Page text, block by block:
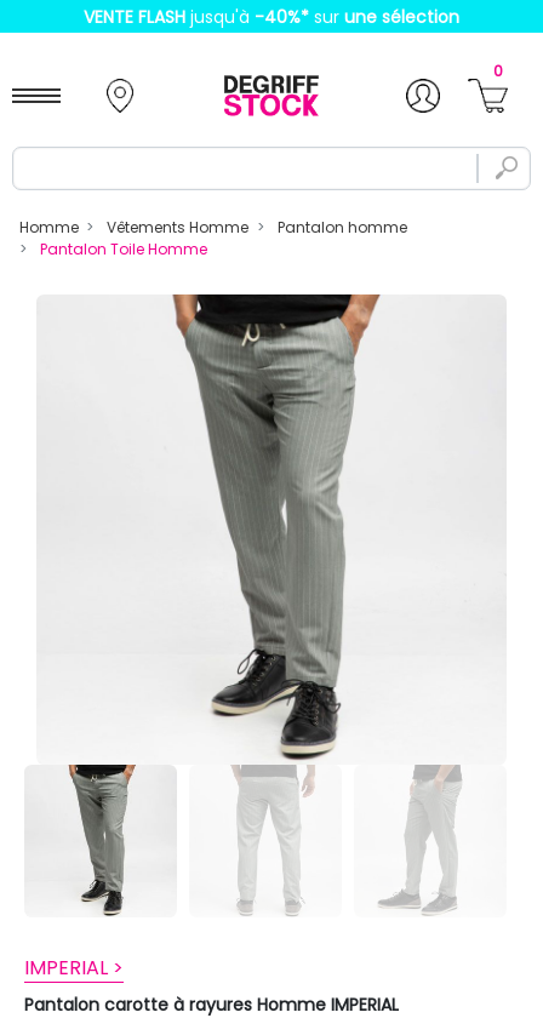
VENTE FLASH jusqu'à -40%* sur une sélection
0
Homme Vêtements Homme
Pantalon homme
Pantalon Toile Homme
IMPERIAL >
Pantalon carotte à rayures Homme IMPERIAL